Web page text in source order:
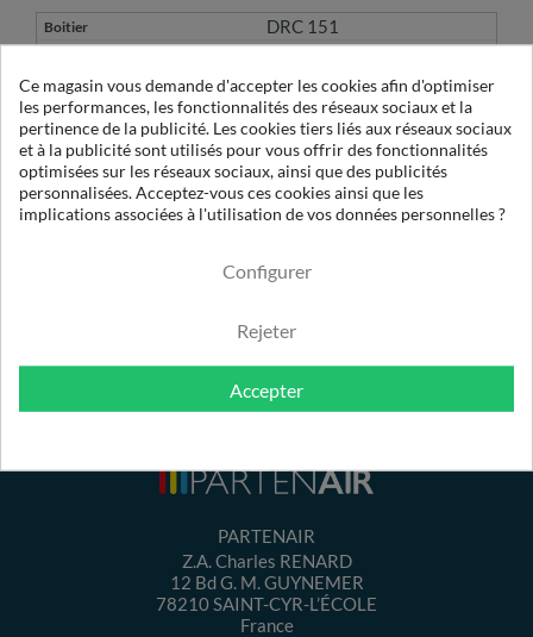
DRC 151
FCY 4001 RC
6
BF 4001 X1
7200
6 µ
PARTENAIR
Z.A. Charles RENARD
12 Bd G. M. GUYNEMER
78210SAINT-CYR-L’ÉCOLE
France
Ce magasin vous demande d'accepter les cookies afin d'optimiser
les performances, les fonctionnalités des réseaux sociaux et la
pertinence de la publicité. Les cookies tiers liés aux réseaux sociaux
et à la publicité sont utilisés pour vous offrir des fonctionnalités
optimisées sur les réseaux sociaux, ainsi que des publicités
personnalisées. Acceptez-vous ces cookies ainsi que les
implications associées à l'utilisation de vos données personnelles ?
Configurer
Rejeter
Accepter